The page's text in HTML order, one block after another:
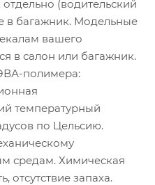
(водительский
в багажник. Модельные
вашего
в салон или багажник.
полимера:
температурный
по Цельсию.
средам. Химическая
отсутствие запаха.